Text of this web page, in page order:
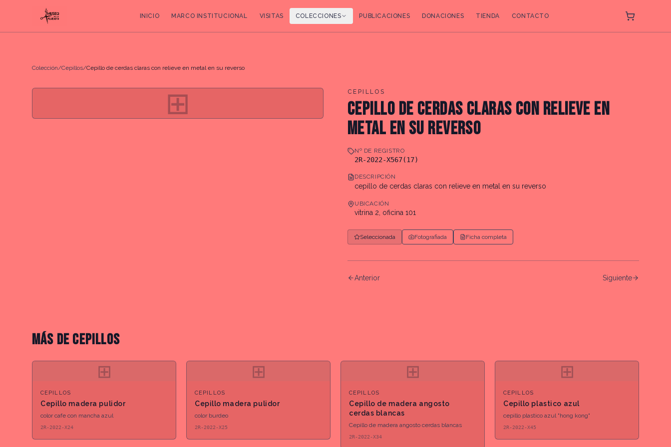
INICIO MARCO INSTITUCIONAL VISITAS COLECCIONES PUBLICACIONES DONACIONES TIENDA CONTACTO
Colección/Cepillos/Cepillo de cerdas claras con relieve en metal en su reverso
⊞ CEPILLOS
CEPILLO DE CERDAS CLARAS CON RELIEVE EN
METAL EN SU REVERSO
Nº DE REGISTRO
2R-2022-X567(17)
DESCRIPCIÓN
cepillo de cerdas claras con relieve en metal en su reverso
UBICACIÓN
vitrina 2, oficina 101
Seleccionada Fotografiada Ficha completa
Anterior Siguiente
MÁS DECEPILLOS
⊞
CEPILLOS
Cepillo madera pulidor
color cafe con mancha azul
2R-2022-X24
⊞
CEPILLOS
Cepillo madera pulidor
color burdeo
2R-2022-X25
⊞
CEPILLOS
Cepillo de madera angosto
cerdas blancas
Cepillo de madera angosto cerdas blancas
2R-2022-X34
⊞
CEPILLOS
Cepillo plastico azul
cepillo plastico azul "hong kong"
2R-2022-X45